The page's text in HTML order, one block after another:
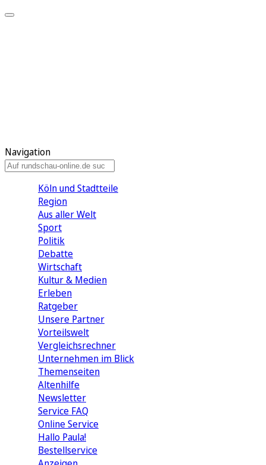
Navigation
Köln und Stadtteile
Region
Aus aller Welt
Sport
Politik
Debatte
Wirtschaft
Kultur & Medien
Erleben
Ratgeber
Unsere Partner
Vorteilswelt
Vergleichsrechner
Unternehmen im Blick
Themenseiten
Altenhilfe
Newsletter
Service FAQ
Online Service
Hallo Paula!
Bestellservice